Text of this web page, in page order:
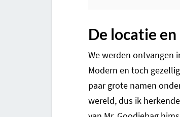
De locatie
We werden ontvangen
Modern en toch
paar grote namen
wereld, dus ik